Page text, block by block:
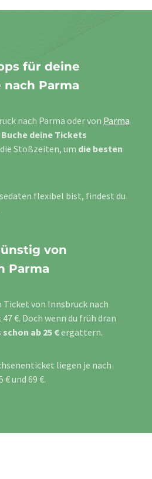
für deine
Parma
nach Parma oder von Parma
Buche deine Tickets
Stoßzeiten, um die besten
flexibel bist, findest du
von
Parma
von Innsbruck nach
€. Doch wenn du früh dran
ab 25 €ergattern.
liegen je nach
und 69 €.